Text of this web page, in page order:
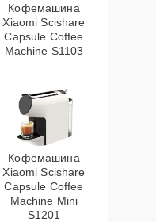
Кофемашина
Xiaomi Scishare
Capsule Coffee
Machine S1103
Кофемашина
Xiaomi Scishare
Capsule Coffee
Machine Mini
S1201